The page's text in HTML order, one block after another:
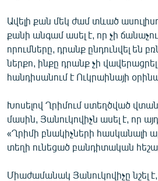
«Ազատության» բոլոր կայքերը
Ավելի քան մեկ ժամ տևած
քանի անգամ ասել է, որ չի
որումները, դրանք ընդունվել են
ներքո, ինքը դրանք չի
հանդիսանում է Ուկրաինայի
Խոսելով Ղրիմում ստեղծված
մասին, Յանուկովիչն ասել է, որ
«Ղրիմի բնակիչների հասկանալի
տեղի ունեցած բանդիտական
Միաժամանակ Յանուկովիչը նշել է,